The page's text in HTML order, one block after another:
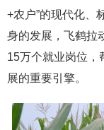
+农户”的现代化、
身的发展，飞鹤拉
15万个就业岗位，
展的重要引擎。